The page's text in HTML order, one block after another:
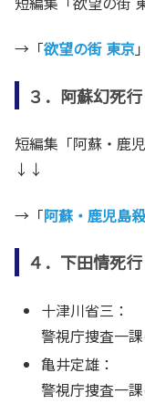
→「欲望の街 東京」
３．阿蘇幻死行
短編集「阿蘇・鹿
↓↓
→「阿蘇・鹿児島
４．下田情死行
十津川省三：
警視庁捜査一課
亀井定雄：
警視庁捜査一